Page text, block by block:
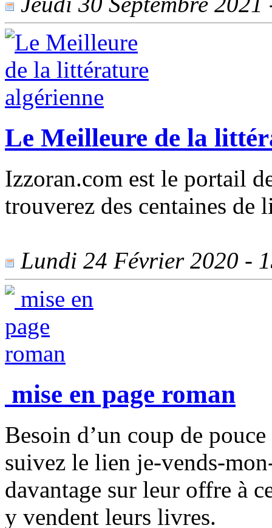
Le Meilleure de la
Izzoran.com est le portail
trouverez des centaines de
Lundi 24 Février 2020 -
mise en page roman
Besoin d’un coup de
suivez le lien je-vends-
davantage sur leur offre à
y vendent leurs livres.